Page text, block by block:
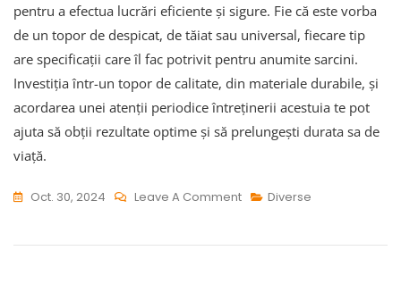
pentru a efectua lucrări eficiente și sigure. Fie că este vorba
de un topor de despicat, de tăiat sau universal, fiecare tip
are specificații care îl fac potrivit pentru anumite sarcini.
Investiția într-un topor de calitate, din materiale durabile, și
acordarea unei atenții periodice întreținerii acestuia te pot
ajuta să obții rezultate optime și să prelungești durata sa de
viață.
Oct. 30, 2024 Leave A CommentOn
Potrivit
Diverse